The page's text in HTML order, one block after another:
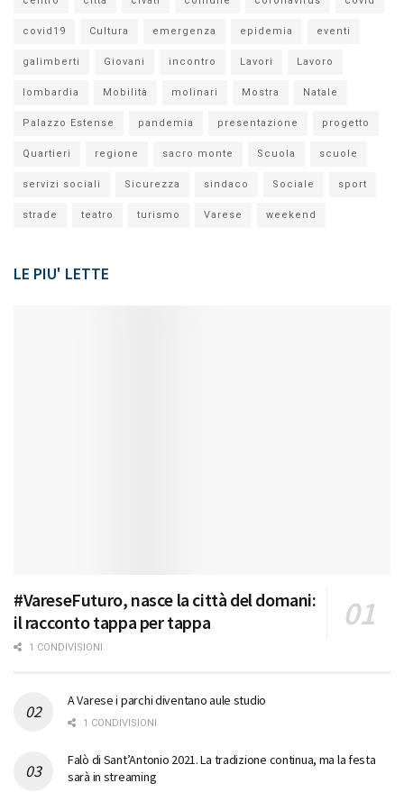
covid19 Cultura emergenza epidemia eventi
galimberti Giovani incontro Lavori Lavoro
lombardia Mobilità molinari Mostra Natale
Palazzo Estense pandemia presentazione progetto
Quartieri regione sacro monte Scuola scuole
servizi sociali Sicurezza sindaco Sociale sport
strade teatro turismo Varese weekend
LE PIU' LETTE
#VareseFuturo, nasce la città del domani:
il racconto tappa per tappa
1 CONDIVISIONI
A Varese i parchi diventano aule studio
1 CONDIVISIONI
Falò di Sant’Antonio 2021. La tradizione continua, ma la festa
sarà in streaming